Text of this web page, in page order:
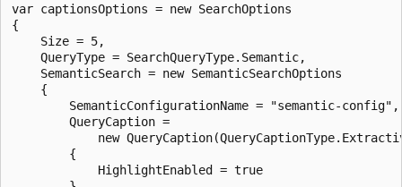
var captionsOptions = new SearchOptions
{
    Size = 5,
    QueryType = SearchQueryType.Semantic,
    SemanticSearch = new SemanticSearchOptions
    {
        SemanticConfigurationName = "semantic-config",
        QueryCaption =
new
        {
            HighlightEnabled = true